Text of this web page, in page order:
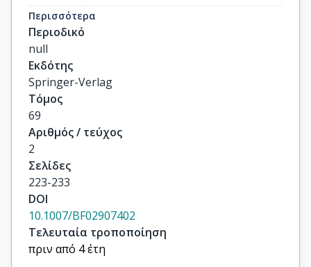
Almehed, S.
Alvsvaag, S.J.
Amaldi, U.
Amato, S.
Andreazza, A.
Andrieux, M.L.
Antilogus, P.
Apel, W.-D.
Arnoud, Y.
Åsman, B.
Augustin, J.-E.
Augustinus, A.
Baillon, P.
Bambade, P.
Barao, F.
Barate, R.
Περισσότερα
Περιοδικό
null
Εκδότης
Springer-Verlag
Τόμος
69
Αριθμός / τεύχος
2
Σελίδες
223-233
DOI
10.1007/BF02907402
Τελευταία τροποποίηση
πριν από 4 έτη